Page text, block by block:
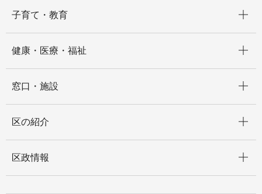
子育て・教育
健康・医療・福祉
窓口・施設
区の紹介
区政情報